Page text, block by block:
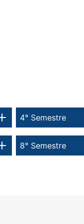
8° Semestre
4° Semestre